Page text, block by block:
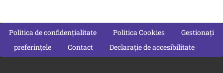
Politica de confidențialitate Politica Cookies
Gestionați
preferințele
Contact Declarație de accesibilitate